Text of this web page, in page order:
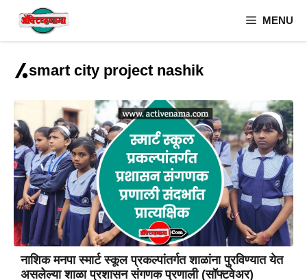
MENU
smart city project nashik
नाशिक मनपा स्मार्ट स्कूल प्रकल्पांतर्गत शाळांना पुरविण्यात येत
असलेल्या शाळा प्रशासन संगणक प्रणाली (सॉफ्टवेअर)